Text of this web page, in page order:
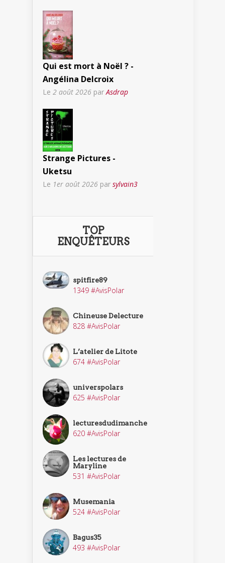
Qui est mort à Noël ? -
Angélina Delcroix
Le 2 août 2026 par Asdrap
Strange Pictures -
Uketsu
Le 1er août 2026 par sylvain3
TOP
ENQUÊTEURS
spitfire89
1349 #AvisPolar
Chineuse Delecture
828 #AvisPolar
L’atelier de Litote
674 #AvisPolar
universpolars
625 #AvisPolar
lecturesdudimanche
620 #AvisPolar
Les lectures de
Maryline
531 #AvisPolar
Musemania
524 #AvisPolar
Bagus35
493 #AvisPolar